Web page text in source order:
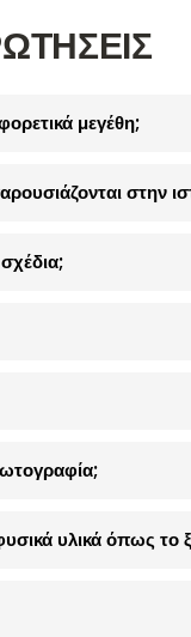
μεγέθη;
στην
υλικά όπως το